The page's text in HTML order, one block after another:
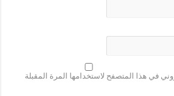
في هذا المتصفح لاستخدامها المرة المقبلة